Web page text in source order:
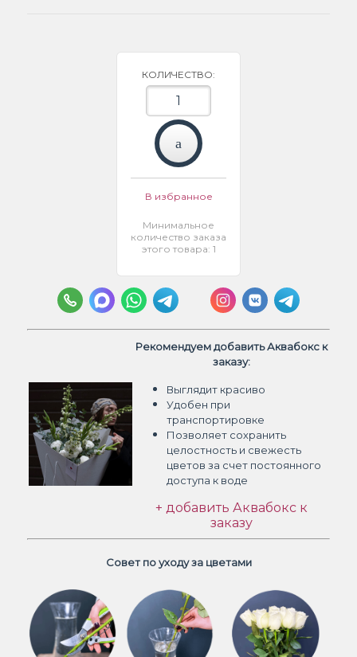
КОЛИЧЕСТВО:
В избранное
Минимальное
количество заказа
этого товара: 1
Рекомендуем добавить Аквабокс к
заказу:
Выглядит красиво
Удобен при
транспортировке
Позволяет сохранить
целостность и свежесть
цветов за счет постоянного
доступа к воде
+ добавить Аквабокс к
заказу
Совет по уходу за цветами